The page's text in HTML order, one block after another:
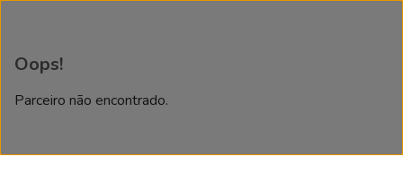
Oops!
Parceiro não encontrado.